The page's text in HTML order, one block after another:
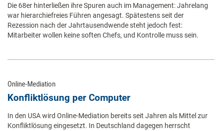
Die 68er hinterließen ihre Spuren auch im Management: Jahrelang
war hierarchiefreies Führen angesagt. Spätestens seit der
Rezession nach der Jahrtausendwende steht jedoch fest:
Mitarbeiter wollen keine soften Chefs, und Kontrolle muss sein.
Online-Mediation
Konfliktlösung per Computer
In den USA wird Online-Mediation bereits seit Jahren als Mittel zur
Konfliktlösung eingesetzt. In Deutschland dagegen herrscht